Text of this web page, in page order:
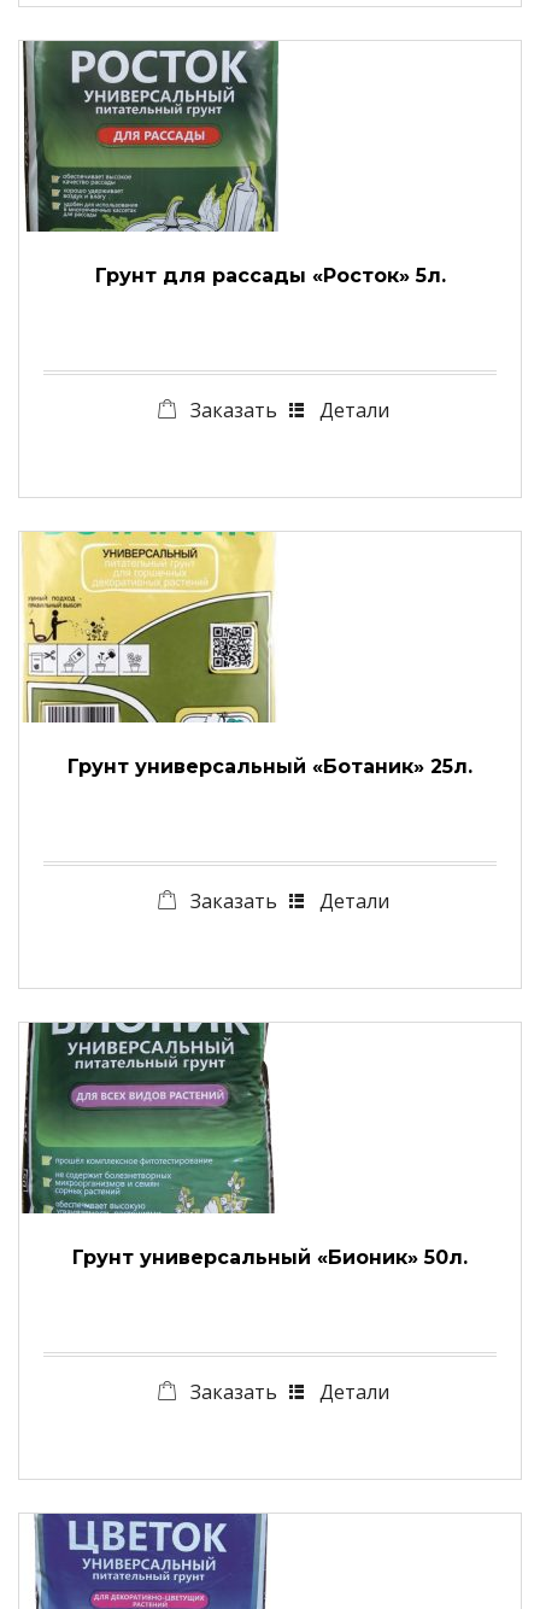
Грунт для рассады «Росток» 5л.
Заказать Детали
Грунт универсальный «Ботаник» 25л.
Заказать Детали
Грунт универсальный «Бионик» 50л.
Заказать Детали